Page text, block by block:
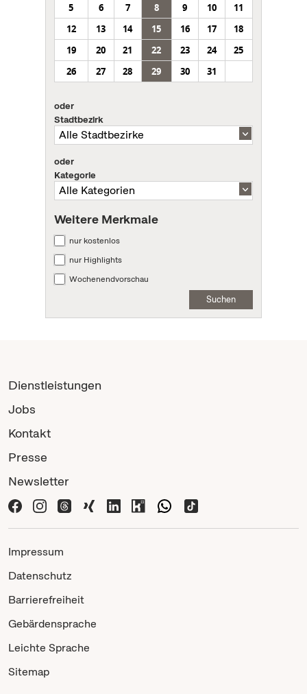
5
6 7 8 9 10
11
12
13 14 15 16 17
18
19
20 21 22 23 24
25
26
27 28 29 30 31
oder
Stadtbezirk
oder
Kategorie
Weitere Merkmale
nur kostenlos
nur Highlights
Wochenendvorschau
Suchen
Dienstleistungen
Jobs
Kontakt
Presse
Newsletter
Impressum
Datenschutz
Barrierefreiheit
Gebärdensprache
Leichte Sprache
Sitemap